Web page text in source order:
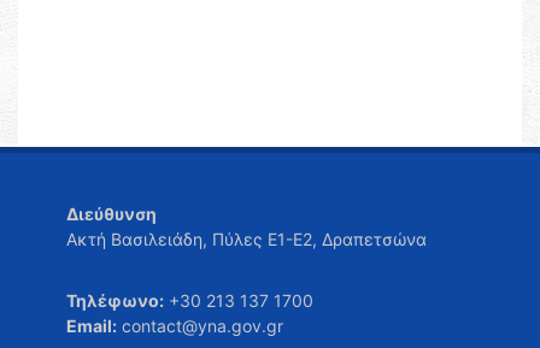
Διεύθυνση
Ακτή Βασιλειάδη, Πύλες Ε1-Ε2, Δραπετσώνα
Τηλέφωνο: +30 213 137 1700
Email: contact@yna.gov.gr